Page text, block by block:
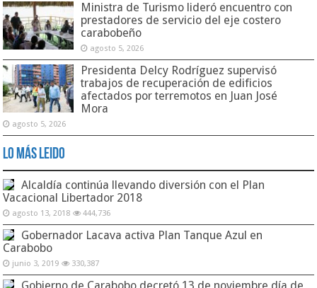
Ministra de Turismo lideró encuentro con
prestadores de servicio del eje costero
carabobeño
agosto 5, 2026
Presidenta Delcy Rodríguez supervisó
trabajos de recuperación de edificios
afectados por terremotos en Juan José
Mora
agosto 5, 2026
Lo Más Leido
Alcaldía continúa llevando diversión con el Plan
Vacacional Libertador 2018
agosto 13, 2018 444,736
Gobernador Lacava activa Plan Tanque Azul en
Carabobo
junio 3, 2019 330,387